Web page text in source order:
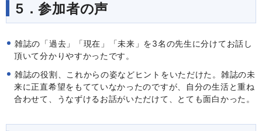
5．参加者の声
雑誌の「過去」「現在」「未来」を3名の先生に分けてお話し
頂いて分かりやすかったです。
雑誌の役割、これからの姿などヒントをいただけた。雑誌の未
来に正直希望をもてていなかったのですが、自分の生活と重ね
合わせて、うなずけるお話がいただけて、とても面白かった。